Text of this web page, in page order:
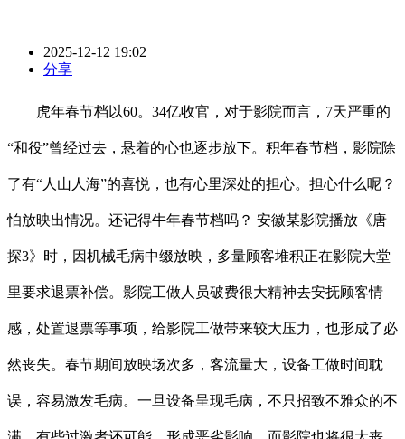
2025-12-12 19:02
分享
虎年春节档以60。34亿收官，对于影院而言，7天严重的
“和役”曾经过去，悬着的心也逐步放下。积年春节档，影院除
了有“人山人海”的喜悦，也有心里深处的担心。担心什么呢？
怕放映出情况。还记得牛年春节档吗？ 安徽某影院播放《唐
探3》时，因机械毛病中缀放映，多量顾客堆积正在影院大堂
里要求退票补偿。影院工做人员破费很大精神去安抚顾客情
感，处置退票等事项，给影院工做带来较大压力，也形成了必
然丧失。春节期间放映场次多，客流量大，设备工做时间耽
误，容易激发毛病。一旦设备呈现毛病，不只招致不雅众的不